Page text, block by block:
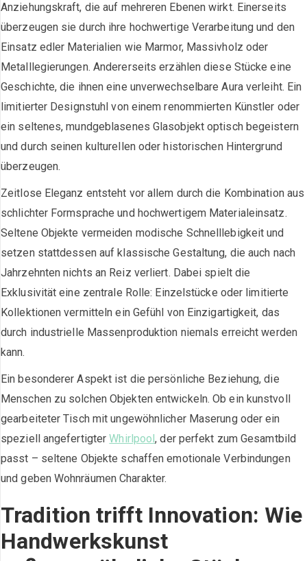
Anziehungskraft, die auf mehreren Ebenen wirkt. Einerseits
überzeugen sie durch ihre hochwertige Verarbeitung und den
Einsatz edler Materialien wie Marmor, Massivholz oder
Metalllegierungen. Andererseits erzählen diese Stücke eine
Geschichte, die ihnen eine unverwechselbare Aura verleiht. Ein
limitierter Designstuhl von einem renommierten Künstler oder
ein seltenes, mundgeblasenes Glasobjekt optisch begeistern
und durch seinen kulturellen oder historischen Hintergrund
überzeugen.
Zeitlose Eleganz entsteht vor allem durch die Kombination aus
schlichter Formsprache und hochwertigem Materialeinsatz.
Seltene Objekte vermeiden modische Schnelllebigkeit und
setzen stattdessen auf klassische Gestaltung, die auch nach
Jahrzehnten nichts an Reiz verliert. Dabei spielt die
Exklusivität eine zentrale Rolle: Einzelstücke oder limitierte
Kollektionen vermitteln ein Gefühl von Einzigartigkeit, das
durch industrielle Massenproduktion niemals erreicht werden
kann.
Ein besonderer Aspekt ist die persönliche Beziehung, die
Menschen zu solchen Objekten entwickeln. Ob ein kunstvoll
gearbeiteter Tisch mit ungewöhnlicher Maserung oder ein
speziell angefertigterWhirlpool, der perfekt zum Gesamtbild
passt – seltene Objekte schaffen emotionale Verbindungen
und geben Wohnräumen Charakter.
Tradition trifft Innovation: Wie
Handwerkskunst